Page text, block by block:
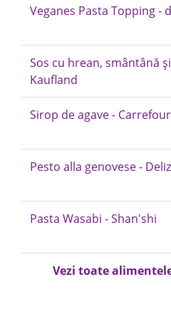
Veganes Pasta Topping -
Sos cu hrean, smântână
Kaufland
Sirop de agave -
Pesto alla genovese -
Pasta Wasabi - Shan'shi
Vezi toate